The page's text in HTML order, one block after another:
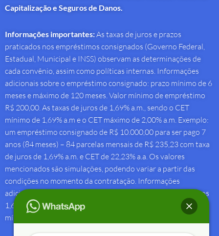
Capitalização e Seguros de Danos.
Informações importantes:As taxas de juros e prazos
praticados nos empréstimos consignados (Governo Federal,
Estadual, Municipal e INSS) observam as determinações de
cada convênio, assim como políticas internas. Informações
adicionais sobre o empréstimo consignado: prazo mínimo de 6
meses e máximo de 120 meses. Valor mínimo de empréstimo
R$ 200,00. As taxas de juros de 1,69% a.m., sendo o CET
mínimo de 1,69% a.m e o CET máximo de 2,00% a.m. Exemplo:
um empréstimo consignado de R$ 10.000,00 para ser pago 7
anos (84 meses) – 84 parcelas mensais de R$ 235,23 com taxa
de juros de 1,69% a.m. e CET de 22,23% a.a. Os valores
mencionados são simulações, podendo variar a partir das
condições no momento da contratação. Informações
adicionais sobre antecipação saque-aniversário: Taxa de juros
1,69% a.m e Custo Efetivo Total máximo de 1,92% a.m. e
mínimo de 1,88% a.m.